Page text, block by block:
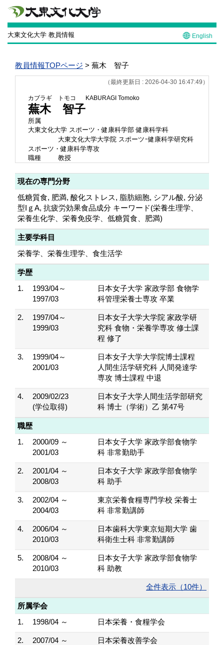
大東文化大学 教員情報 English
教員情報TOPページ > 蕪木 智子
（最終更新日 : 2026-04-30 16:47:49）
カブラギ トモコ KABURAGI Tomoko
蕪木 智子
所属
大東文化大学 スポーツ・健康科学部 健康科学科
大東文化大学大学院 スポーツ･健康科学研究科
スポーツ・健康科学専攻
職種
教授
現在の専門分野
低糖質食, 肥満, 酸化ストレス, 脂肪細胞, シアル酸, 分泌
型IｇA, 抗疲労効果食品成分 キーワード(栄養生理学、
栄養生化学、栄養免疫学、低糖質食、肥満)
主要学科目
栄養学、栄養生理学、食生活学
学歴
1.
1993/04～
1997/03
日本女子大学 家政学部 食物学
科管理栄養士専攻 卒業
2.
1997/04～
1999/03
日本女子大学大学院 家政学研
究科 食物・栄養学専攻 修士課
程 修了
3.
1999/04～
2001/03
日本女子大学大学院博士課程
人間生活学研究科 人間発達学
専攻 博士課程 中退
4.
2009/02/23
(学位取得)
日本女子大学人間生活学部研究
科 博士（学術）乙 第47号
職歴
1.
2000/09 ～
2001/03
日本女子大学 家政学部食物学
科 非常勤助手
2.
2001/04 ～
2008/03
日本女子大学 家政学部食物学
科 助手
3.
2002/04 ～
2004/03
東京栄養食糧専門学校 栄養士
科 非常勤講師
4.
2006/04 ～
2010/03
日本歯科大学東京短期大学 歯
科衛生士科 非常勤講師
5.
2008/04 ～
2010/03
日本女子大学 家政学部食物学
科 助教
全件表示（10件）
所属学会
1.
1998/04 ～ 日本栄養・食糧学会
2. 2007/04 ～ 日本栄養改善学会